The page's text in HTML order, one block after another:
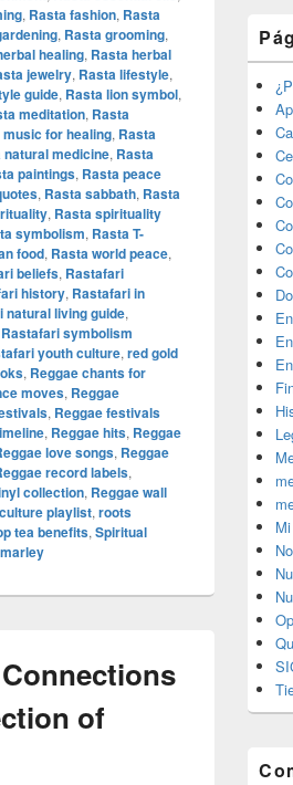
, Rasta fashion, Rasta
, Rasta grooming,
healing, Rasta herbal
jewelry, Rasta lifestyle,
guide, Rasta lion symbol,
meditation, Rasta
music for healing, Rasta
natural medicine, Rasta
paintings, Rasta peace
, Rasta sabbath, Rasta
, Rasta spirituality
symbolism, Rasta T-
food, Rasta world peace,
beliefs, Rastafari
history, Rastafari in
natural living guide,
Rastafari symbolism
youth culture, red gold
, Reggae chants for
moves, Reggae
, Reggae festivals
, Reggae hits, Reggae
love songs, Reggae
record labels,
collection, Reggae wall
playlist, roots
tea benefits, Spiritual
of